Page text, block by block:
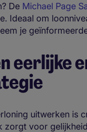
De Michael Page
Ideaal om
je
eerlijke
uitwerken is
zorgt voor